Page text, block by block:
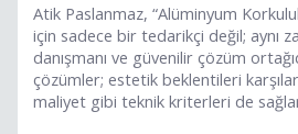
Atik Paslanmaz, “Alüminyum
için sadece bir tedarikçi değil; aynı
danışmanı ve güvenilir çözüm
çözümler; estetik beklentileri
maliyet gibi teknik kriterleri de